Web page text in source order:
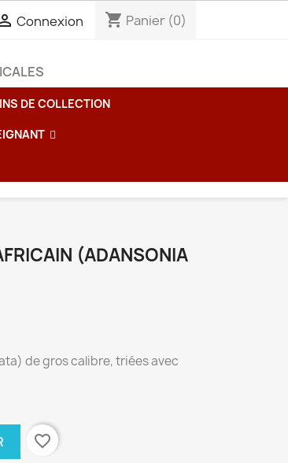
Connexion shopping_cart Panier (0)
DE COLLECTION
(ADANSONIA
de gros calibre, triées avec
favorite_border